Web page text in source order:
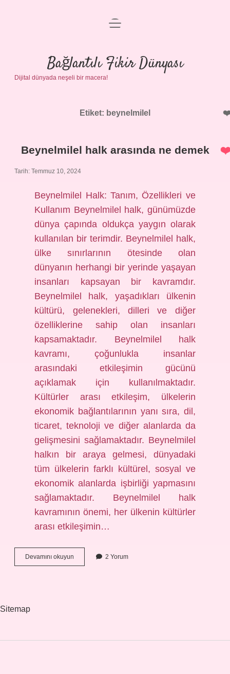
Anasayfa
Gizlilik Politikası
Yasal Uyarı
menüyü
Bağlantılı Fikir Dünyası
Dijital dünyada neşeli bir macera!
Etiket: beynelmilel
Beynelmilel halk arasında ne demek
Tarih: Temmuz 10, 2024
Beynelmilel Halk: Tanım, Özellikleri ve
Kullanım Beynelmilel halk, günümüzde
dünya çapında oldukça yaygın olarak
kullanılan bir terimdir. Beynelmilel halk,
ülke sınırlarının ötesinde olan
dünyanın herhangi bir yerinde yaşayan
insanları kapsayan bir kavramdır.
Beynelmilel halk, yaşadıkları ülkenin
kültürü, gelenekleri, dilleri ve diğer
özelliklerine sahip olan insanları
kapsamaktadır. Beynelmilel halk
kavramı, çoğunlukla insanlar
arasındaki etkileşimin gücünü
açıklamak için kullanılmaktadır.
Kültürler arası etkileşim, ülkelerin
ekonomik bağlantılarının yanı sıra, dil,
ticaret, teknoloji ve diğer alanlarda da
gelişmesini sağlamaktadır. Beynelmilel
halkın bir araya gelmesi, dünyadaki
tüm ülkelerin farklı kültürel, sosyal ve
ekonomik alanlarda işbirliği yapmasını
sağlamaktadır. Beynelmilel halk
kavramının önemi, her ülkenin kültürler
arası etkileşimin…
Devamını okuyun Beynelmilel
halk
2 Yorum
Sitemap